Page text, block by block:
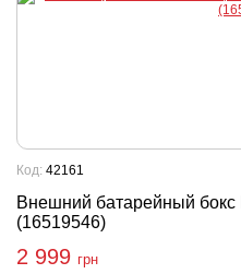
Внешний батарейный
(16519546)
Код: 42161
2 999 грн